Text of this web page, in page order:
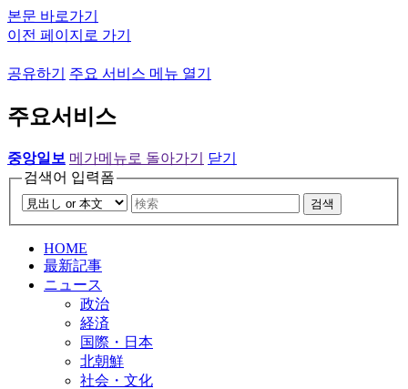
본문 바로가기
이전 페이지로 가기
공유하기 주요 서비스 메뉴 열기
주요서비스
중앙일보 메가메뉴로 돌아가기
닫기
검색어 입력폼
검색
HOME
最新記事
ニュース
政治
経済
国際・日本
北朝鮮
社会・文化